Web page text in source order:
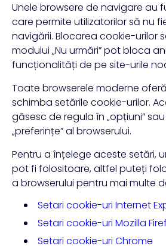
Unele browsere de navigare au
care permite utilizatorilor să nu
navigării. Blocarea cookie-urilor
modului „Nu urmări” pot bloca
funcționalități de pe site-urile
Toate browserele moderne
schimba setările cookie-urilor.
găsesc de regula în „opțiuni”
„preferințe” al browserului.
Pentru a înțelege aceste setări,
pot fi folositoare, altfel puteți
a browserului pentru mai multe
Setari cookie-uri Internet
Setari cookie-uri Mozilla
Setari cookie-uri Chrome